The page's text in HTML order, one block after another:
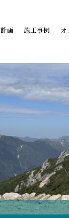
画 施工事例 オ